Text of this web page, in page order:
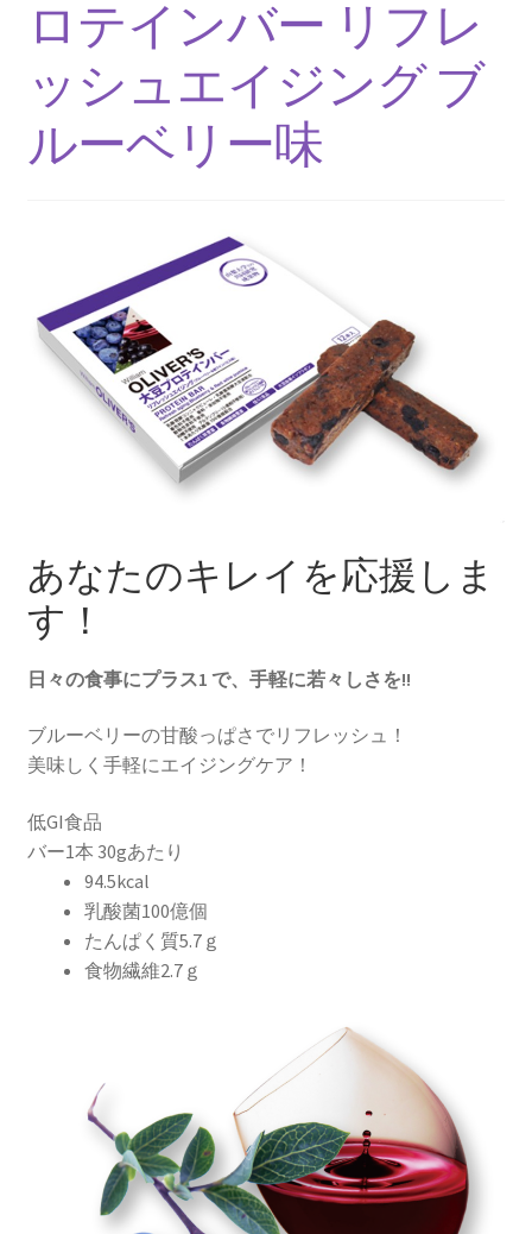
ロテインバー リフレ
ッシュエイジング ブ
ルーベリー味
あなたのキレイを応援しま
す！
日々の食事にプラス1 で、手軽に若々しさを!!
ブルーベリーの甘酸っぱさでリフレッシュ！
美味しく手軽にエイジングケア！
低GI食品
バー1本 30gあたり
94.5kcal
乳酸菌100億個
たんぱく質5.7ｇ
食物繊維2.7ｇ